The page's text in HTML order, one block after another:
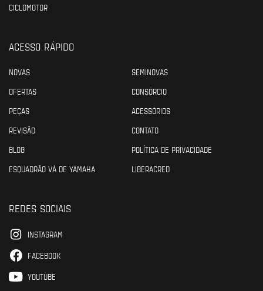
CICLOMOTOR
ACESSO RÁPIDO
NOVAS
SEMINOVAS
OFERTAS
CONSÓRCIO
PEÇAS
ACESSÓRIOS
REVISÃO
CONTATO
BLOG
POLÍTICA DE PRIVACIDADE
ESQUADRÃO VÁ DE YAMAHA
LIBERACRED
REDES SOCIAIS
INSTAGRAM
FACEBOOK
YOUTUBE